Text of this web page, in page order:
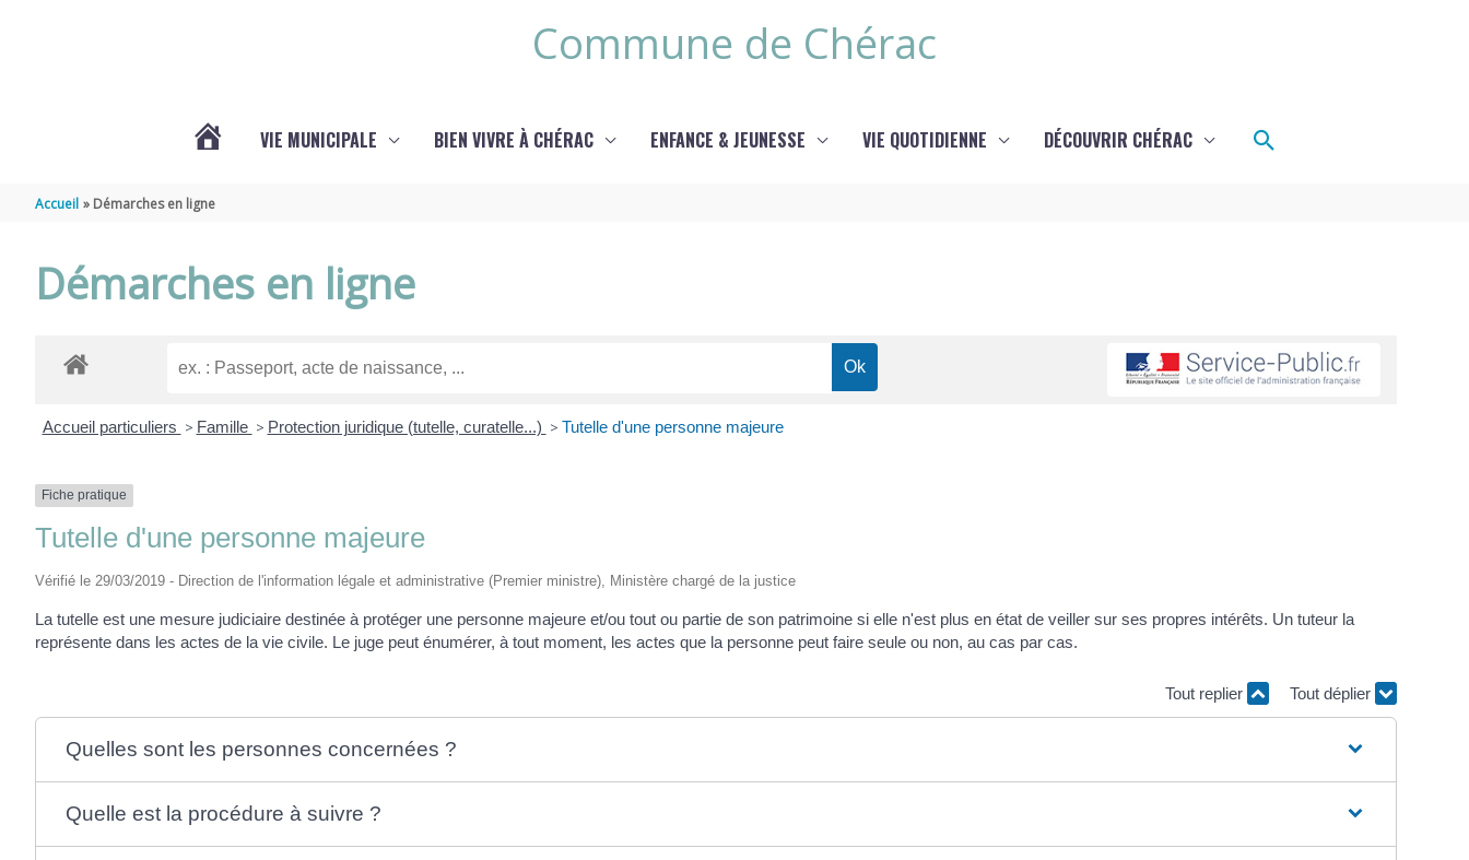
Commune de Chérac
VIE MUNICIPALE BIEN VIVRE À CHÉRAC ENFANCE & JEUNESSE VIE QUOTIDIENNE DÉCOUVRIR CHÉRAC Rechercher
Accueil Démarches en ligne
Démarches en ligne
Accueil particuliers > Famille > Protection juridique (tutelle, curatelle...) > Tutelle d'une personne majeure
Fiche pratique
Tutelle d'une personne majeure
Vérifié le 29/03/2019 - Direction de l'information légale et administrative (Premier ministre), Ministère chargé de la justice
La tutelle est une mesure judiciaire destinée à protéger une personne majeure et/ou tout ou partie de son patrimoine si elle n'est plus en état de veiller sur ses propres intérêts. Un tuteur la
représente dans les actes de la vie civile. Le juge peut énumérer, à tout moment, les actes que la personne peut faire seule ou non, au cas par cas.
Tout replier Tout déplier
Quelles sont les personnes concernées ?
Quelle est la procédure à suivre ?